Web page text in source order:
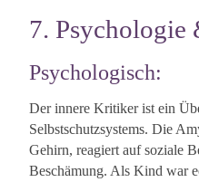
7.
Psychologisch:
Der innere Kritiker ist ein
Selbstschutzsystems. Die
Gehirn, reagiert auf soziale
Beschämung. Als Kind war